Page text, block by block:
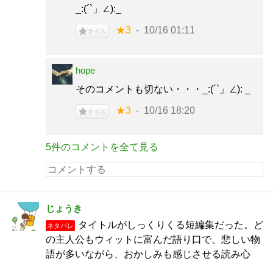
_:(´`」∠):_
ナイス ★3 10/16 01:11
hope
そのコメントも切ない・・・_:(´`」∠): _
ナイス ★3 10/16 18:20
5件のコメントを全て見る
じょうき
ネタバレ
タイトルがしっくりくる短編集だった。ど
の主人公もウィットに富んだ語り口で、悲しい物
語が多いながら、おかしみも感じさせる読み心